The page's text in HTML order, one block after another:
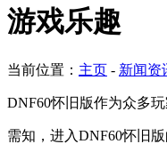
游戏乐趣
当前位置： 主页 - 新闻资
DNF60怀旧版作为众多
需知，进入DNF60怀旧